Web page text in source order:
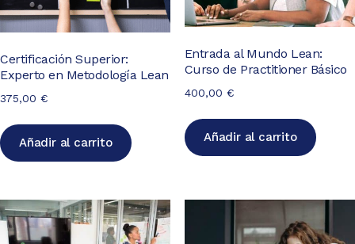
Certificación Superior:
Experto en Metodología Lean
375,00 €
Añadir al carrito
Entrada al Mundo Lean:
Curso de Practitioner Básico
400,00 €
Añadir al carrito